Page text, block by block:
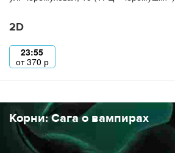
2D
23:55
от370 р
Корни: Сага о вампирах